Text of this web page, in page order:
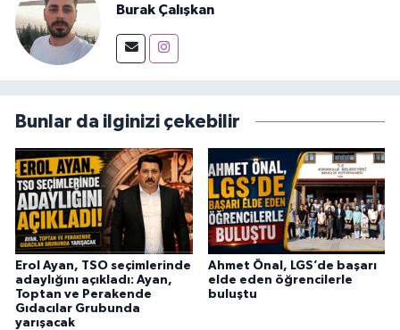
Burak Çalışkan
Bunlar da ilginizi çekebilir
Erol Ayan, TSO seçimlerinde
adaylığını açıkladı: Ayan,
Toptan ve Perakende
Gıdacılar Grubunda
yarışacak
Ahmet Önal, LGS’de başarı
elde eden öğrencilerle
buluştu